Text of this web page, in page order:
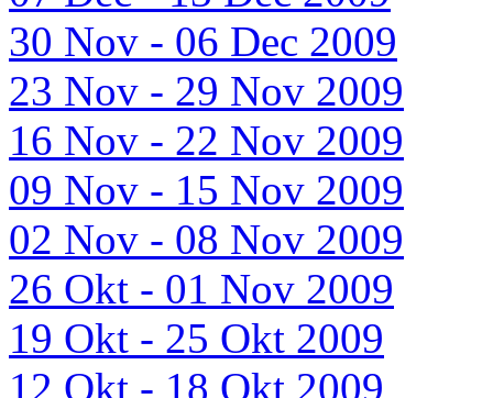
30 Nov - 06 Dec 2009
23 Nov - 29 Nov 2009
16 Nov - 22 Nov 2009
09 Nov - 15 Nov 2009
02 Nov - 08 Nov 2009
26 Okt - 01 Nov 2009
19 Okt - 25 Okt 2009
12 Okt - 18 Okt 2009